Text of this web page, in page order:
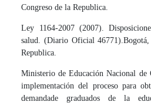
Congreso de la Republica.
Ley 1164-2007 (2007).
salud. (Diario Oficial
Republica.
Ministerio de Educación Nacional de
implementación del proceso para
demandade graduados de la